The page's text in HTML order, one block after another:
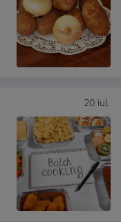
20 iul.